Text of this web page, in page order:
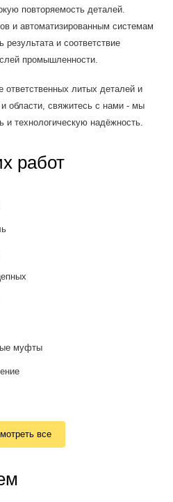
повторяемость деталей.
и автоматизированным системам
результата и соответствие
промышленности.
ответственных литых деталей и
области, свяжитесь с нами - мы
и технологическую надёжность.
работ
все